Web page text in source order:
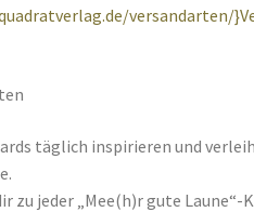
versandarten/
täglich inspirieren und
zu jeder „Mee(h)r gute